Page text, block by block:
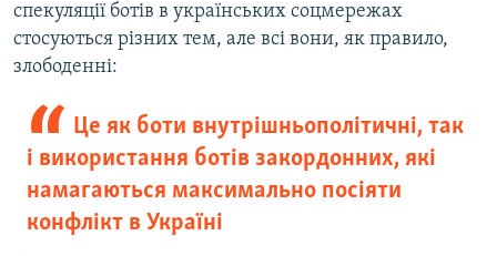
спекуляції ботів в українських соцмережах
стосуються різних тем, але всі вони, як правило,
злободенні:
Це як боти внутрішньополітичні, так
і використання ботів закордонних, які
намагаються максимально посіяти
конфлікт в Україні